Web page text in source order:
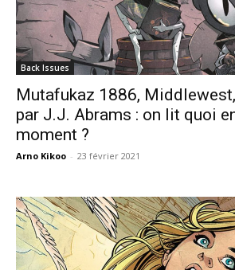
Back Issues
Mutafukaz 1886,
par J.J. Abrams : on lit quoi
moment ?
Arno Kikoo - 23 février 2021